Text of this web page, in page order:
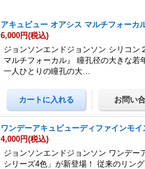
アキュビュー オアシス マルチフォーカ
6,000円(税込)
ジョンソンエンドジョンソン シリコ
マルチフォーカル』 瞳孔径の大きな
一人ひとりの瞳孔の大…
ワンデーアキュビューディファインモ
4,000円(税込)
ジョンソンエンドジョンソン ワンデ
シリーズ4色」が新登場！ 従来のリン